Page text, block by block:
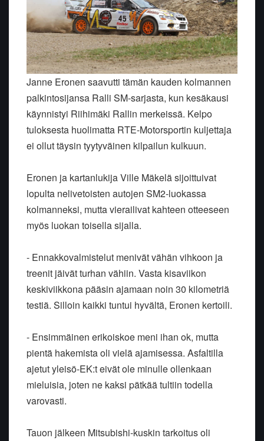
Janne Eronen saavutti tämän kauden kolmannen
palkintosijansa Ralli SM-sarjasta, kun kesäkausi
käynnistyi Riihimäki Rallin merkeissä. Kelpo
tuloksesta huolimatta RTE-Motorsportin kuljettaja
ei ollut täysin tyytyväinen kilpailun kulkuun.
Eronen ja kartanlukija Ville Mäkelä sijoittuivat
lopulta nelivetoisten autojen SM2-luokassa
kolmanneksi, mutta vierailivat kahteen otteeseen
myös luokan toisella sijalla.
- Ennakkovalmistelut menivät vähän vihkoon ja
treenit jäivät turhan vähiin. Vasta kisaviikon
keskiviikkona pääsin ajamaan noin 30 kilometriä
testiä. Silloin kaikki tuntui hyvältä, Eronen kertoili.
- Ensimmäinen erikoiskoe meni ihan ok, mutta
pientä hakemista oli vielä ajamisessa. Asfaltilla
ajetut yleisö-EK:t eivät ole minulle ollenkaan
mieluisia, joten ne kaksi pätkää tultiin todella
varovasti.
Tauon jälkeen Mitsubishi-kuskin tarkoitus oli